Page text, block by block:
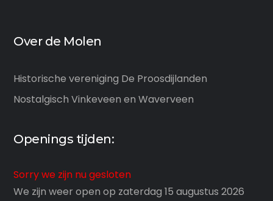
Over de Molen
Historische vereniging De Proosdijlanden
Nostalgisch Vinkeveen en Waverveen
Openings tijden:
Sorry we zijn nu gesloten
We zijn weer open op zaterdag 15 augustus 2026